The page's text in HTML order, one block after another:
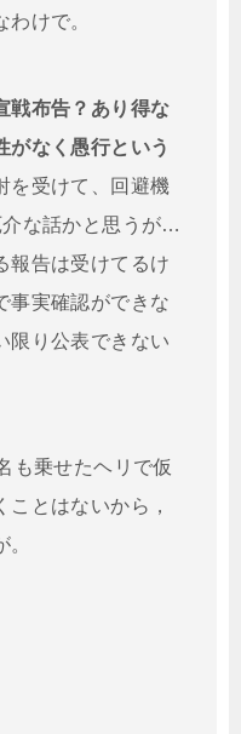
わけで。
戦布告？あり得な
がなく愚行という
を受けて、回避機
な話かと思うが…
報告は受けてるけ
事実確認ができな
限り公表できない
も乗せたヘリで仮
とはないから，